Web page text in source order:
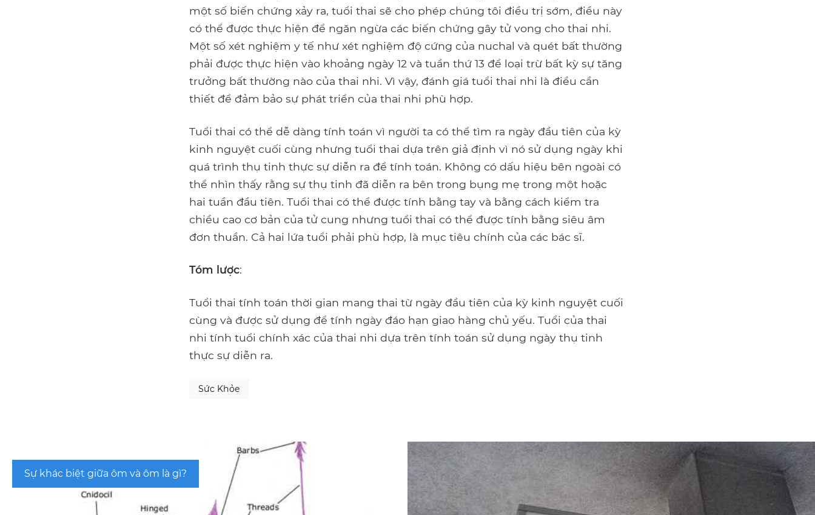
một số biến chứng xảy ra, tuổi thai sẽ cho phép chúng tôi điều trị sớm, điều này
có thể được thực hiện để ngăn ngừa các biến chứng gây tử vong cho thai nhi.
Một số xét nghiệm y tế như xét nghiệm độ cứng của nuchal và quét bất thường
phải được thực hiện vào khoảng ngày 12 và tuần thứ 13 để loại trừ bất kỳ sự tăng
trưởng bất thường nào của thai nhi. Vì vậy, đánh giá tuổi thai nhi là điều cần
thiết để đảm bảo sự phát triển của thai nhi phù hợp.
Tuổi thai có thể dễ dàng tính toán vì người ta có thể tìm ra ngày đầu tiên của kỳ
kinh nguyệt cuối cùng nhưng tuổi thai dựa trên giả định vì nó sử dụng ngày khi
quá trình thụ tinh thực sự diễn ra để tính toán. Không có dấu hiệu bên ngoài có
thể nhìn thấy rằng sự thụ tinh đã diễn ra bên trong bụng mẹ trong một hoặc
hai tuần đầu tiên. Tuổi thai có thể được tính bằng tay và bằng cách kiểm tra
chiều cao cơ bản của tử cung nhưng tuổi thai có thể được tính bằng siêu âm
đơn thuần. Cả hai lứa tuổi phải phù hợp, là mục tiêu chính của các bác sĩ.
Tóm lược:
Tuổi thai tính toán thời gian mang thai từ ngày đầu tiên của kỳ kinh nguyệt cuối
cùng và được sử dụng để tính ngày đáo hạn giao hàng chủ yếu. Tuổi của thai
nhi tính tuổi chính xác của thai nhi dựa trên tính toán sử dụng ngày thụ tinh
thực sự diễn ra.
Sức Khỏe
Sự khác biệt giữa ôm và ôm là gì?